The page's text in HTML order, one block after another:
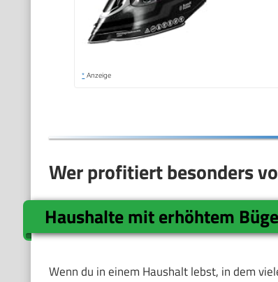
* Anzeige
Wer profitiert besonders
Haushalte mit erhöhtem
Wenn du in einem Haushalt lebst, in dem